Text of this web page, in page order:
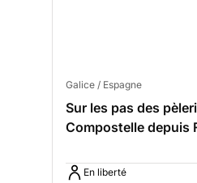
Galice / Espagne
Sur les pas des
Compostelle depuis
En liberté